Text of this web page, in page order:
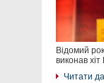
Відомий
виконав
Читати